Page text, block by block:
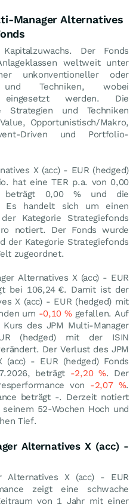
Manager Alternatives
Der Fonds
weltweit unter
unkonventioneller oder
Techniken, wobei
eingesetzt werden. Die
Strategien und Techniken
Opportunistisch/Makro,
Driven und Portfolio-
X (acc) - EUR (hedged)
hat eine TER p.a. von 0,00
beträgt 0,00 % und die
Es handelt sich um einen
Kategorie Strategiefonds
notiert. Der Fonds wurde
der Kategorie Strategiefonds
zugeordnet.
Alternatives X (acc) - EUR
bei 106,24 €. Damit ist der
X (acc) - EUR (hedged) mit
um -0,10 %gefallen. Auf
des JPM Multi-Manager
(hedged) mit der ISIN
Der Verlust des JPM
(acc) - EUR (hedged) Fonds
beträgt -2,20 %. Der
von -2,07 %.
beträgt -. Derzeit notiert
52-Wochen Hoch und
Tief.
Alternatives X (acc) -
Alternatives X (acc) - EUR
zeigt eine schwache
von 1 Jahr mit einer